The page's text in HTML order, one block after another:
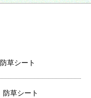
草シート
草シート